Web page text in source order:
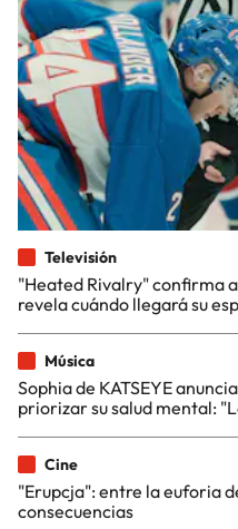
Televisión
"Heated Rivalry" confirma
revela cuándo llegará su
Música
Sophia de KATSEYE
priorizar su salud mental:
Cine
"Erupcja": entre la euforia
consecuencias